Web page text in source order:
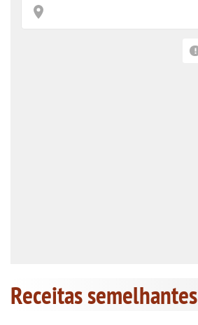
Receitas semelhantes